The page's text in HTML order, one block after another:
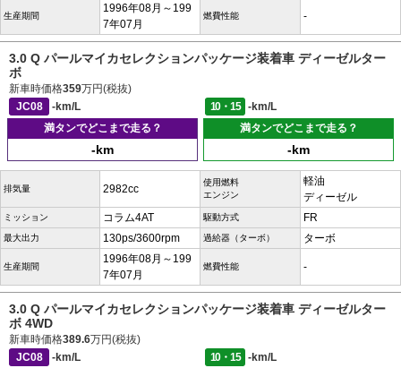
生産期間
1996年08月～199
7年07月
燃費性能 -
3.0 Q パールマイカセレクションパッケージ装着車 ディーゼルター
ボ
新車時価格359万円(税抜)
JC08
-km/L 10・15
-km/L
満タンでどこまで走る？
-km
満タンでどこまで走る？
-km
排気量 2982cc
使用燃料
エンジン
軽油
ディーゼル
ミッション コラム4AT 駆動方式 FR
最大出力 130ps/3600rpm 過給器（ターボ） ターボ
生産期間
1996年08月～199
7年07月
燃費性能 -
3.0 Q パールマイカセレクションパッケージ装着車 ディーゼルター
ボ 4WD
新車時価格389.6万円(税抜)
JC08
-km/L 10・15
-km/L